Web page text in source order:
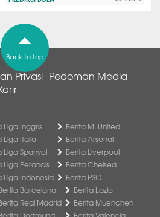
Back to top
Privasi Pedoman Media
Liga Inggris
Liga Italia
Liga Spanyol
Liga Perancis
Liga Indonesia
Berita M. United
Berita Arsenal
Berita Liverpool
Berita Chelsea
Berita PSG
Barcelona
Real Madrid
Berita Lazio
Berita Muenchen